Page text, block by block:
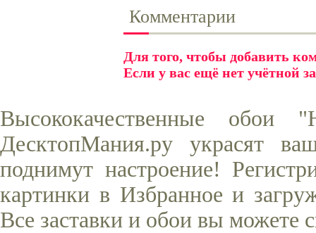
Комментарии
Для того, чтобы добавить
Если у вас ещё нет учётной
Высококачественные
ДесктопМания.ру украсят
поднимут настроение!
картинки в Избранное и
Все заставки и обои вы можете